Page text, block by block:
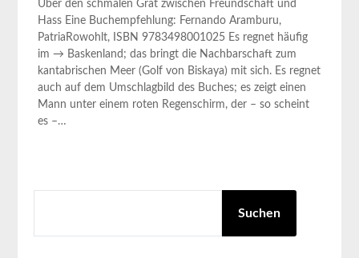
Über den schmalen Grat zwischen Freundschaft und
Hass Eine Buchempfehlung: Fernando Aramburu,
PatriaRowohlt, ISBN 9783498001025 Es regnet häufig
im → Baskenland; das bringt die Nachbarschaft zum
kantabrischen Meer (Golf von Biskaya) mit sich. Es regnet
auch auf dem Umschlagbild des Buches; es zeigt einen
Mann unter einem roten Regenschirm, der – so scheint
es –…
Suchen